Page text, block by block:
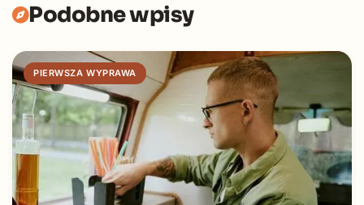
Podobne wpisy
PIERWSZA WYPRAWA